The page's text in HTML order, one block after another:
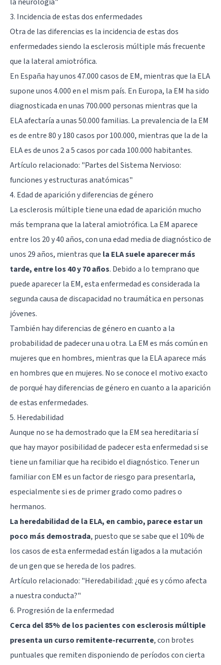
3. Incidencia de estas dos enfermedades
Otra de las diferencias es la incidencia de estas dos
enfermedades siendo la esclerosis múltiple más frecuente
que la lateral amiotrófica.
En España hay unos 47.000 casos de EM, mientras que la ELA
supone unos 4.000 en el mism país. En Europa, la EM ha sido
diagnosticada en unas 700.000 personas mientras que la
ELA afectaría a unas 50.000 familias. La prevalencia de la EM
es de entre 80 y 180 casos por 100.000, mientras que la de la
ELA es de unos 2 a 5 casos por cada 100.000 habitantes.
Artículo relacionado: "Partes del Sistema Nervioso:
funciones y estructuras anatómicas"
4. Edad de aparición y diferencias de género
La esclerosis múltiple tiene una edad de aparición mucho
más temprana que la lateral amiotrófica. La EM aparece
entre los 20 y 40 años, con una edad media de diagnóstico de
unos 29 años, mientras que la ELA suele aparecer más
tarde, entre los 40 y 70 años. Debido a lo temprano que
puede aparecer la EM, esta enfermedad es considerada la
segunda causa de discapacidad no traumática en personas
jóvenes.
También hay diferencias de género en cuanto a la
probabilidad de padecer una u otra. La EM es más común en
mujeres que en hombres, mientras que la ELA aparece más
en hombres que en mujeres. No se conoce el motivo exacto
de porqué hay diferencias de género en cuanto a la aparición
de estas enfermedades.
5. Heredabilidad
Aunque no se ha demostrado que la EM sea hereditaria sí
que hay mayor posibilidad de padecer esta enfermedad si se
tiene un familiar que ha recibido el diagnóstico. Tener un
familiar con EM es un factor de riesgo para presentarla,
especialmente si es de primer grado como padres o
hermanos.
La heredabilidad de la ELA, en cambio, parece estar un
poco más demostrada, puesto que se sabe que el 10% de
los casos de esta enfermedad están ligados a la mutación
de un gen que se hereda de los padres.
Artículo relacionado: "Heredabilidad: ¿qué es y cómo afecta
a nuestra conducta?"
6. Progresión de la enfermedad
Cerca del 85% de los pacientes con esclerosis múltiple
presenta un curso remitente-recurrente, con brotes
puntuales que remiten disponiendo de períodos con cierta